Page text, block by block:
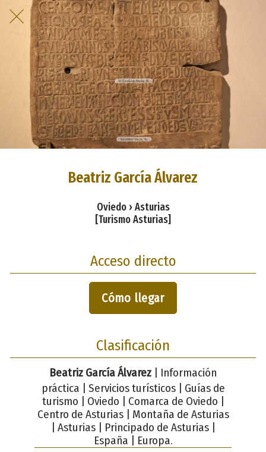
Beatriz García Álvarez
Oviedo › Asturias
[Turismo Asturias]
Acceso directo
Cómo llegar
Clasificación
Beatriz García Álvarez | Información
práctica | Servicios turísticos | Guías de
turismo | Oviedo | Comarca de Oviedo |
Centro de Asturias | Montaña de Asturias
| Asturias | Principado de Asturias |
España | Europa.